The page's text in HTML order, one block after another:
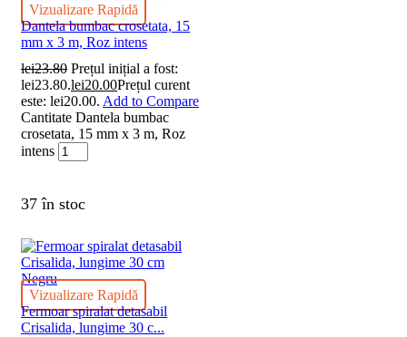
Vizualizare Rapidă
Dantela bumbac crosetata, 15
mm x 3 m, Roz intens
lei23.80 Prețul inițial a fost:
lei23.80.lei20.00Prețul curent
este: lei20.00. Add to Compare
Cantitate Dantela bumbac
crosetata, 15 mm x 3 m, Roz
intens
37 în stoc
Vizualizare Rapidă
Fermoar spiralat detasabil
Crisalida, lungime 30 c...